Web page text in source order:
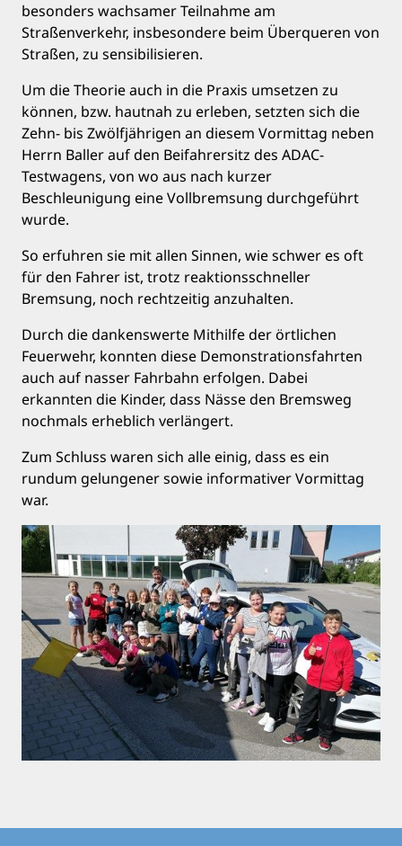
besonders wachsamer Teilnahme am
Straßenverkehr, insbesondere beim Überqueren von
Straßen, zu sensibilisieren.
Um die Theorie auch in die Praxis umsetzen zu
können, bzw. hautnah zu erleben, setzten sich die
Zehn- bis Zwölfjährigen an diesem Vormittag neben
Herrn Baller auf den Beifahrersitz des ADAC-
Testwagens, von wo aus nach kurzer
Beschleunigung eine Vollbremsung durchgeführt
wurde.
So erfuhren sie mit allen Sinnen, wie schwer es oft
für den Fahrer ist, trotz reaktionsschneller
Bremsung, noch rechtzeitig anzuhalten.
Durch die dankenswerte Mithilfe der örtlichen
Feuerwehr, konnten diese Demonstrationsfahrten
auch auf nasser Fahrbahn erfolgen. Dabei
erkannten die Kinder, dass Nässe den Bremsweg
nochmals erheblich verlängert.
Zum Schluss waren sich alle einig, dass es ein
rundum gelungener sowie informativer Vormittag
war.